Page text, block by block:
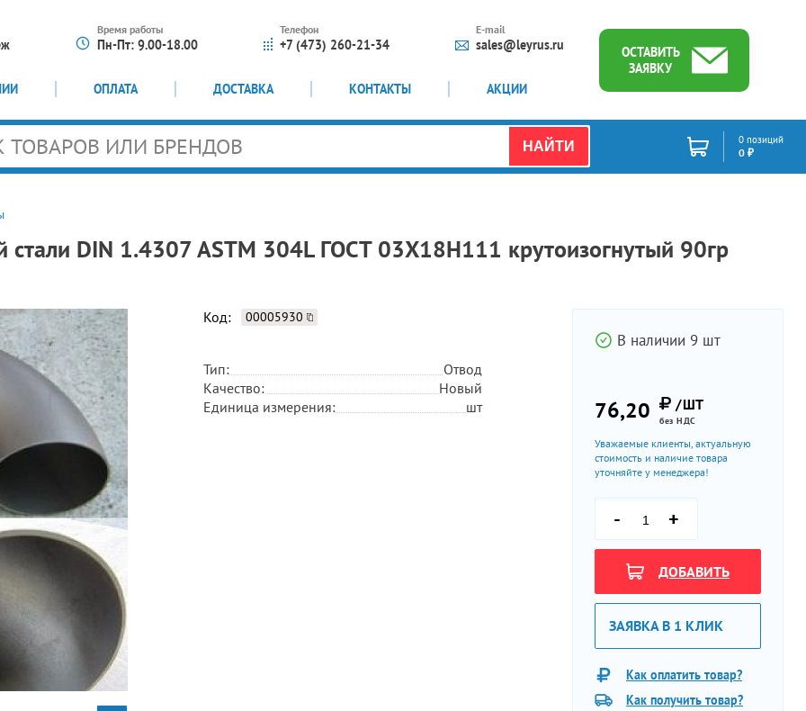
Время работы
Пн-Пт: 9.00-18.00
Телефон
+7 (473) 260-21-34
E-mail
sales@leyrus.ru
ОПЛАТА ДОСТАВКА КОНТАКТЫ АКЦИИ
ОСТАВИТЬ
ЗАЯВКУ
НАЙТИ 0 позиций
0 ₽
DIN 1.4307 ASTM 304L ГОСТ 03X18H111 крутоизогнутый 90гр
Код: 00005930
Тип:
Отвод
Качество:
Новый
Единица измерения:
шт
В наличии 9 шт
76,20 /ШТ
без НДС
Уважаемые клиенты, актуальную
стоимость и наличие товара
уточняйте у менеджера!
- +
ДОБАВИТЬ
ЗАЯВКА В 1 КЛИК
Как оплатить товар?
Как получить товар?